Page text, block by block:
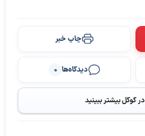
چاپ خبر
دیدگاه‌ها 0
در گوگل بیشتر ببینید